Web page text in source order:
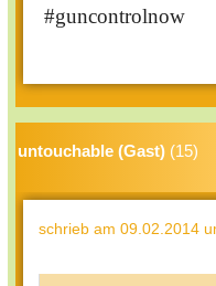
#guncontrolnow
untouchable (Gast) (15)
schrieb am 09.02.2014